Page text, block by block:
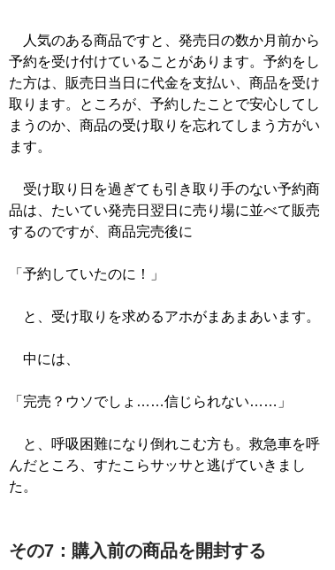
人気のある商品ですと、発売日の数か月前から
予約を受け付けていることがあります。予約をし
た方は、販売日当日に代金を支払い、商品を受け
取ります。ところが、予約したことで安心してし
まうのか、商品の受け取りを忘れてしまう方がい
ます。
受け取り日を過ぎても引き取り手のない予約商
品は、たいてい発売日翌日に売り場に並べて販売
するのですが、商品完売後に
「予約していたのに！」
と、受け取りを求めるアホがまあまあいます。
中には、
「完売？ウソでしょ……信じられない……」
と、呼吸困難になり倒れこむ方も。救急車を呼
んだところ、すたこらサッサと逃げていきまし
た。
その7：購入前の商品を開封する